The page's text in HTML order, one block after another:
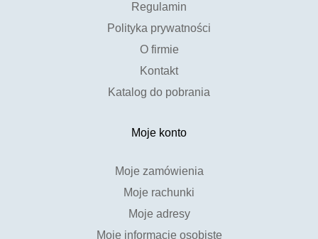
Regulamin
Polityka prywatności
O firmie
Kontakt
Katalog do pobrania
Moje konto
Moje zamówienia
Moje rachunki
Moje adresy
Moje informacje osobiste